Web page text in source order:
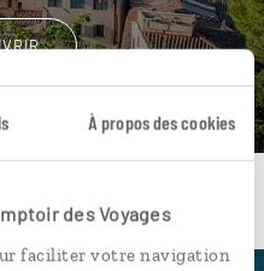
À propos des cookies
des Voyages
faciliter votre navigation